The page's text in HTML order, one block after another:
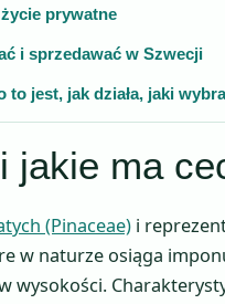
prywatne
i sprzedawać w Szwecji
to jest, jak działa, jaki
jakie ma
(Pinaceae) i
w naturze osiąga